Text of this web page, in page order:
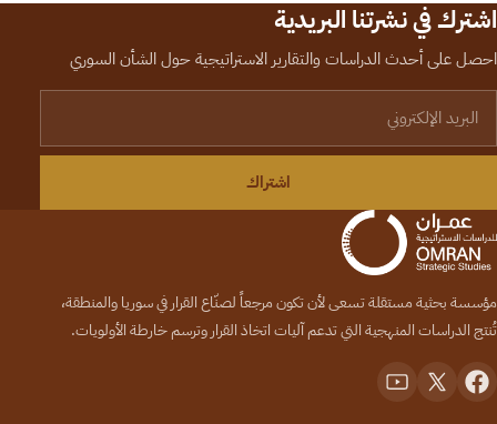
اشترك في نشرتنا البريدية
احصل على أحدث الدراسات والتقارير الاستراتيجية حول الشأن السوري
اشتراك
مؤسسة بحثية مستقلة تسعى لأن تكون مرجعاً لصنّاع القرار في سوريا والمنطقة،
تُنتج الدراسات المنهجية التي تدعم آليات اتخاذ القرار وترسم خارطة الأولويات.